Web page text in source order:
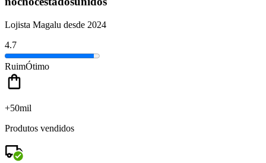
Lojista Magalu desde 2024
4.7
RuimÓtimo
+50mil
Produtos vendidos